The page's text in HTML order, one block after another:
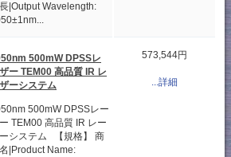
|Output Wavelength:
500mW DPSSレ
ー TEM00 高品質 IR レ
ーシステム
500mW DPSSレー
TEM00 高品質 IR レー
システム 【規格】 商
|Product Name:
573,544円
...詳細